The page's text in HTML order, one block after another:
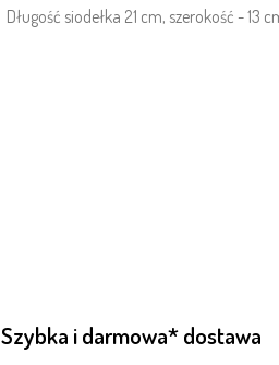
Długość siodełka 21 cm, szerokość - 13
Szybka i darmowa* dostawa